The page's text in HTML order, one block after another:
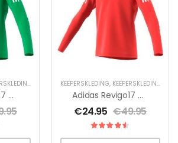
SALE KEEPERSKLEDING VOOR KINDEREN,
Adidas Revigo17 GK Y Jr
KEEPERSKLEDING, KEEPERSKLEDING SALE
Adidas Revigo17 GK Y Jr
€24.95 €49.95